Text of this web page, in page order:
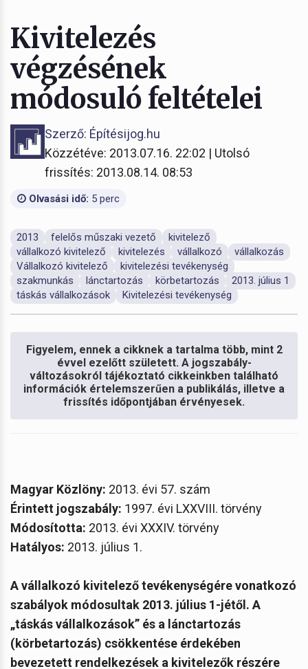
Kivitelezés
végzésének
módosuló feltételei
Szerző: Építésijog.hu
Közzétéve: 2013.07.16. 22:02 | Utolsó
frissítés: 2013.08.14. 08:53
Olvasási idő: 5 perc
2013 felelős műszaki vezető
kivitelező
vállalkozó kivitelező
kivitelezés vállalkozó
vállalkozás
Vállalkozó kivitelező
kivitelezési tevékenység
szakmunkás
lánctartozás körbetartozás
2013. július 1
táskás vállalkozások
Kivitelezési tevékenység
Figyelem, ennek a cikknek a tartalma több, mint 2
évvel ezelőtt született. A jogszabály-
változásokról tájékoztató cikkeinkben található
információk értelemszerűen a publikálás, illetve a
frissítés időpontjában érvényesek.
Magyar Közlöny: 2013. évi 57. szám
Érintett jogszabály: 1997. évi LXXVIII. törvény
Módosította: 2013. évi XXXIV. törvény
Hatályos: 2013. július 1.
A vállalkozó kivitelező tevékenységére vonatkozó
szabályok módosultak 2013. július 1-jétől. A
„táskás vállalkozások” és a lánctartozás
(körbetartozás) csökkentése érdekében
bevezetett rendelkezések a kivitelezők részére